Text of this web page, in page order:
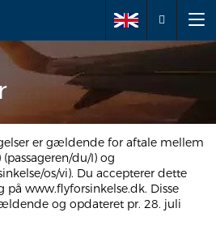
krav
er gældende for aftale mellem
du/I) og
os/vi). Du accepterer dette
på www.flyforsinkelse.dk. Disse
og opdateret pr. 28. juli